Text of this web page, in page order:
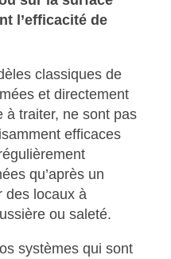
l’efficacité de
classiques de
et directement
à traiter, ne sont pas
efficaces
qu’après un
des locaux à
ou saleté.
systèmes qui sont